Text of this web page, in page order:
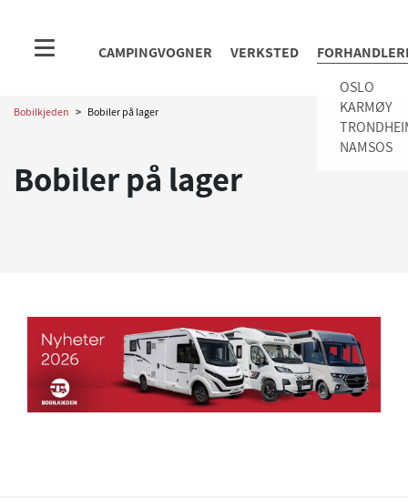
CAMPINGVOGNER VERKSTED
OSLO
KARMØY
NAMSOS
Bobilkjeden > Bobiler på lager
Bobiler på lager